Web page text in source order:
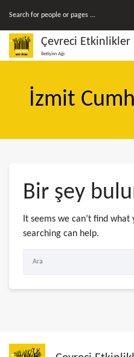
Çevreci Etkinlikler
İletişim Ağı
İzmit
Bir şey
It seems we can’t find
searching can help.